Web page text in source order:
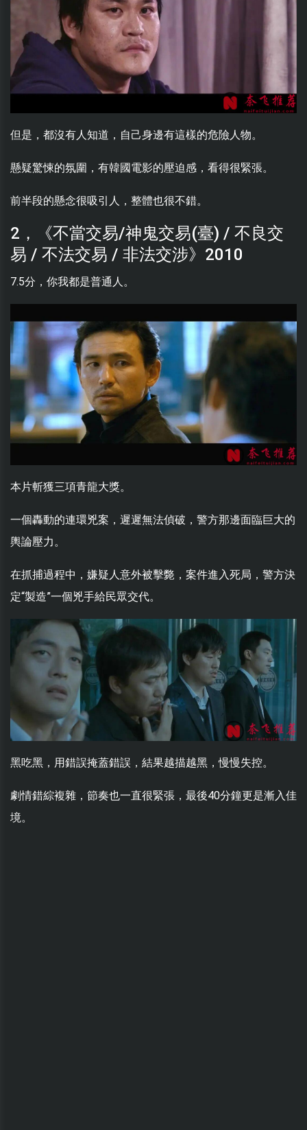
但是，都沒有人知道，自己身邊有這樣的危險人物。
懸疑驚悚的氛圍，有韓國電影的壓迫感，看得很緊張。
前半段的懸念很吸引人，整體也很不錯。
2，《不當交易/神鬼交易(臺) / 不良交
易 / 不法交易 / 非法交涉》2010
7.5分，你我都是普通人。
本片斬獲三項青龍大獎。
一個轟動的連環兇案，遲遲無法偵破，警方那邊面臨巨大的
輿論壓力。
在抓捕過程中，嫌疑人意外被擊斃，案件進入死局，警方決
定“製造”一個兇手給民眾交代。
黑吃黑，用錯誤掩蓋錯誤，結果越描越黑，慢慢失控。
劇情錯綜複雜，節奏也一直很緊張，最後40分鐘更是漸入佳
境。